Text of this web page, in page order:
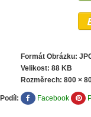
Formát Obrázku:
Velikost: 88 KB
Rozměrech: 800 ×
Podíl: Facebook